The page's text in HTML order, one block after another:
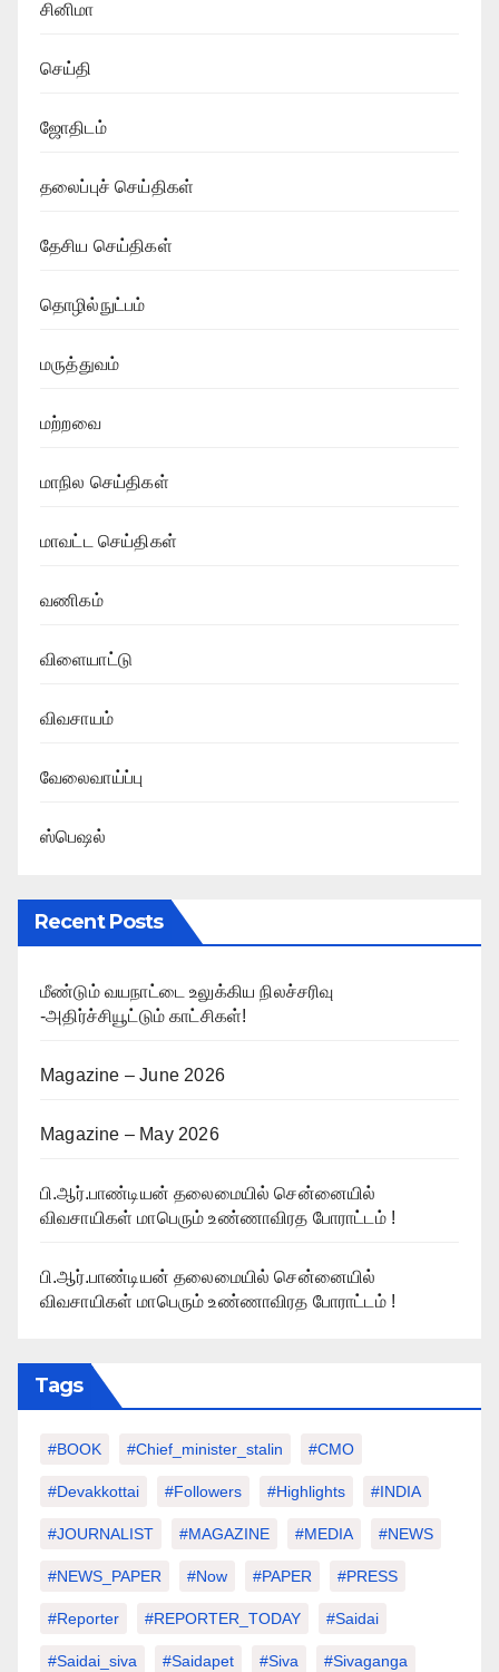
சினிமா
செய்தி
ஜோதிடம்
தலைப்புச் செய்திகள்
தேசிய செய்திகள்
தொழில்நுட்பம்
மருத்துவம்
மற்றவை
மாநில செய்திகள்
மாவட்ட செய்திகள்
வணிகம்
விளையாட்டு
விவசாயம்
வேலைவாய்ப்பு
ஸ்பெஷல்
Recent Posts
மீண்டும் வயநாட்டை உலுக்கிய நிலச்சரிவு
-அதிர்ச்சியூட்டும் காட்சிகள்!
Magazine – June 2026
Magazine – May 2026
பி.ஆர்.பாண்டியன் தலைமையில் சென்னையில்
விவசாயிகள் மாபெரும் உண்ணாவிரத போராட்டம் !
பி.ஆர்.பாண்டியன் தலைமையில் சென்னையில்
விவசாயிகள் மாபெரும் உண்ணாவிரத போராட்டம் !
Tags
#BOOK #chief_minister_stalin #CMO
#devakkottai #followers #highlights #INDIA
#JOURNALIST #MAGAZINE #MEDIA #NEWS
#NEWS_PAPER #Now #PAPER #PRESS
#Reporter #REPORTER_TODAY #saidai
#saidai_siva #saidapet #Siva #Sivaganga